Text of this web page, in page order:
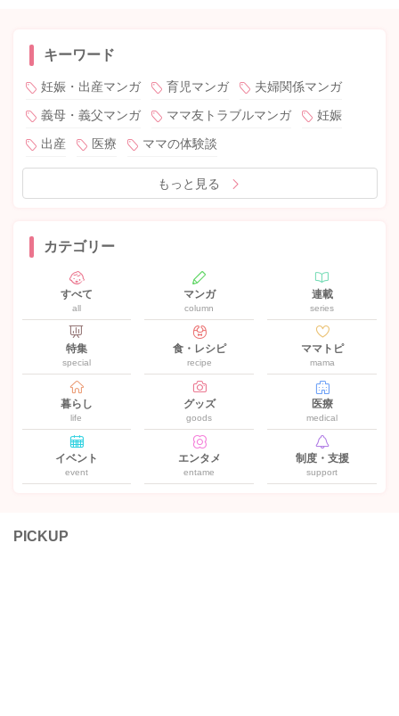
キーワード
妊娠・出産マンガ 育児マンガ
夫婦関係マンガ
義母・義父マンガ
ママ友トラブルマンガ
妊娠
出産
医療 ママの体験談
もっと見る
カテゴリー
すべて
all
マンガ
column
連載
series
特集
special
食・レシピ
recipe
ママトピ
mama
暮らし
life
グッズ
goods
医療
medical
イベント
event
エンタメ
entame
制度・支援
support
PICKUP